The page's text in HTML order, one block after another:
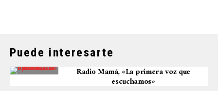
Puede interesarte
Radio Mamá, «La primera voz que
escuchamos»